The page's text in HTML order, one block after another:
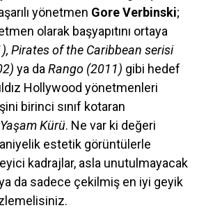
yönetmen Gore Verbinski;
olarak başyapıtını ortaya
Pirates of the Caribbean serisi
ya daRango (2011) gibi hedef
Hollywood yönetmenleri
birinci sınıf kotaran
Yaşam Kürü. Ne var ki değeri
estetik görüntülerle
kadrajlar, asla unutulmayacak
da sadece çekilmiş en iyi geyik